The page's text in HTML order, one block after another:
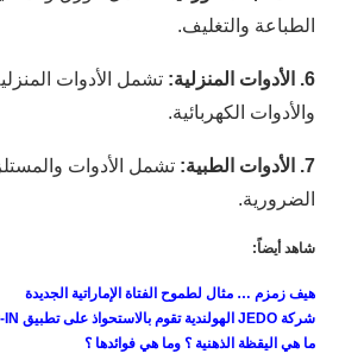
الطباعة والتغليف.
6. الأدوات المنزلية:
تشمل الأدوات
والأدوات الكهربائية.
7. الأدوات الطبية:
تشمل الأدوات
الضرورية.
شاهد أيضاً:
هيف زمزم … مثال لطموح الفتاة الإماراتية الجديدة
شركة
الهولندية تقوم بالاستحواذ على تطبيق
ما هي اليقظة الذهنية ؟ وما هي فوائدها ؟